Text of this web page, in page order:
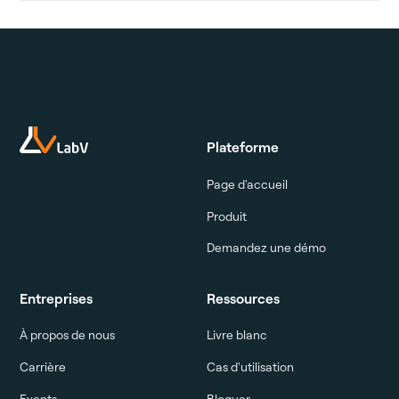
Plateforme
Page d'accueil
Produit
Demandez une démo
Entreprises
À propos de nous
Carrière
Ressources
Livre blanc
Cas d'utilisation